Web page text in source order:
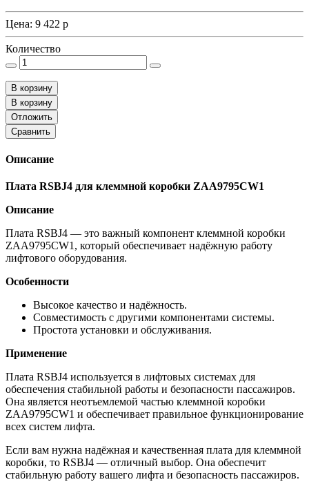
Цена: 9 422 p
Количество
В корзину
В корзину
Отложить
Сравнить
Описание
Плата RSBJ4 для клеммной коробки ZAA9795CW1
Описание
Плата RSBJ4 — это важный компонент клеммной коробки
ZAA9795CW1, который обеспечивает надёжную работу
лифтового оборудования.
Особенности
Высокое качество и надёжность.
Совместимость с другими компонентами системы.
Простота установки и обслуживания.
Применение
Плата RSBJ4 используется в лифтовых системах для
обеспечения стабильной работы и безопасности пассажиров.
Она является неотъемлемой частью клеммной коробки
ZAA9795CW1 и обеспечивает правильное функционирование
всех систем лифта.
Если вам нужна надёжная и качественная плата для клеммной
коробки, то RSBJ4 — отличный выбор. Она обеспечит
стабильную работу вашего лифта и безопасность пассажиров.